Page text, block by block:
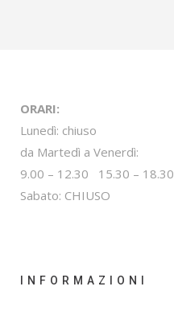
ORARI:
Lunedì: chiuso
da Martedì a Venerdì:
9.00 – 12.30 15.30 – 18.30
Sabato: CHIUSO
INFORMAZIONI